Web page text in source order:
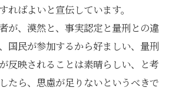
ればよいと宣伝しています。
が、漠然と、事実認定と量刑との違
国民が参加するから好ましい、量刑
反映されることは素晴らしい、と考
たら、思慮が足りないというべきで